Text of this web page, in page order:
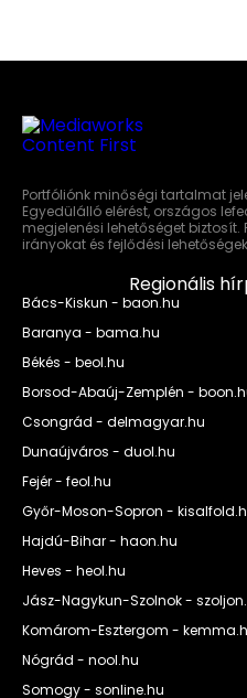
Portfóliónk minőségi tartalmat
Egyedülálló elérést, országos
megjelenési lehetőséget
irányokat és fejlődési
Regionális
Bács-Kiskun - baon.hu
Baranya - bama.hu
Békés - beol.hu
Borsod-Abaúj-Zemplén -
Csongrád - delmagyar.hu
Dunaújváros - duol.hu
Fejér - feol.hu
Győr-Moson-Sopron -
Hajdú-Bihar - haon.hu
Heves - heol.hu
Jász-Nagykun-Szolnok -
Komárom-Esztergom -
Nógrád - nool.hu
Somogy - sonline.hu